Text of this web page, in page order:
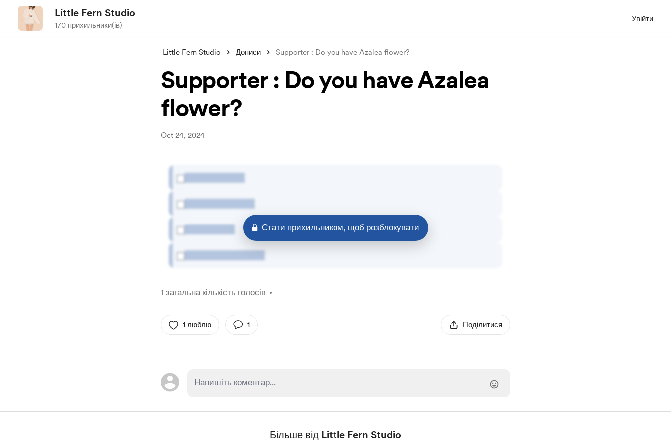
Little Fern Studio
170 прихильники(ів)
Увійти
Little Fern Studio Дописи Supporter : Do you have Azalea flower?
Supporter : Do you have Azalea
flower?
Oct 24, 2024
1 загальна кількість голосів
Стати прихильником, щоб розблокувати
1 люблю 1 Поділитися
Більше від Little Fern Studio